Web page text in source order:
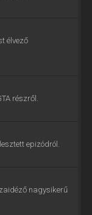
élvező
részről.
epizódról.
nagysikerű